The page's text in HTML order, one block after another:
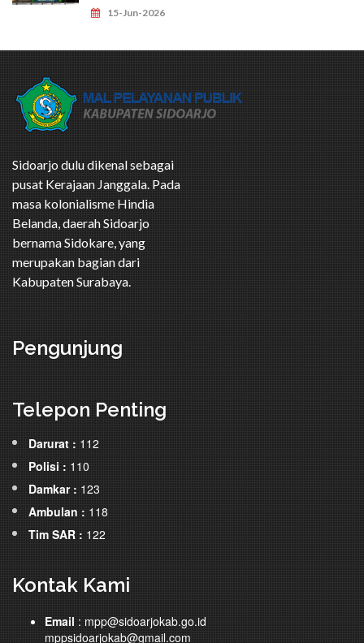
15-Jun-2026
Sidoarjo dulu dikenal sebagai
pusat Kerajaan Janggala. Pada
masa kolonialisme Hindia
Belanda, daerah Sidoarjo
bernama Sidokare, yang
merupakan bagian dari
Kabupaten Surabaya.
Pengunjung
Telepon Penting
Darurat : 112
Polisi : 110
Damkar : 123
Ambulan : 118
Tim SAR : 122
Kontak Kami
Email : mpp@sidoarjokab.go.id
mppsidoarjokab@gmail.com